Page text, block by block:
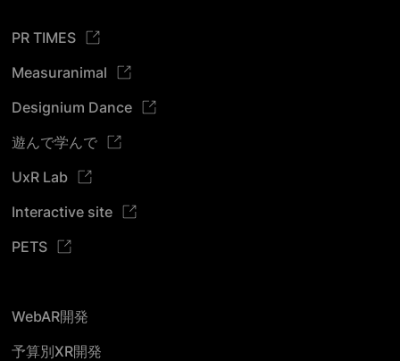
PR TIMES
Measuranimal
Designium Dance
遊んで学んで
PETS
UxR Lab
Interactive site
WebAR開発
予算別XR開発